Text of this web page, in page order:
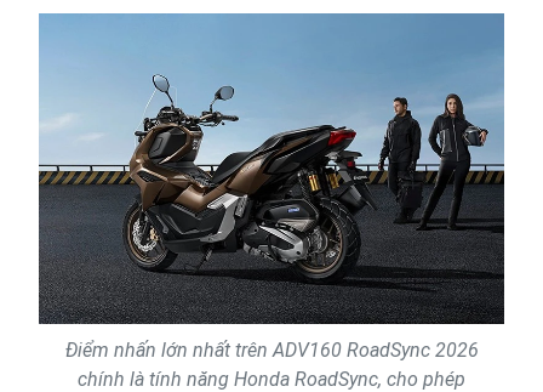
Điểm nhấn lớn nhất trên ADV160 RoadSync 2026
chính là tính năng Honda RoadSync, cho phép